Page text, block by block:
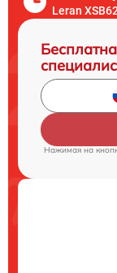
Leran
Нажимая на